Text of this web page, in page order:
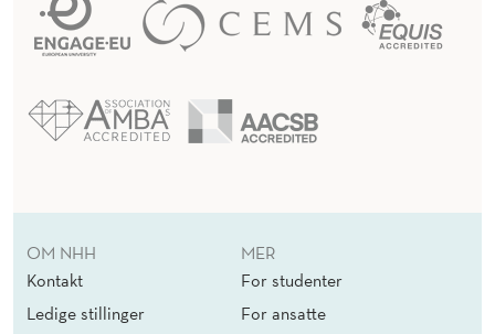
OM NHH
Kontakt
Ledige stillinger
MER
For studenter
For ansatte